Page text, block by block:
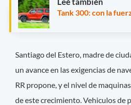
Tank 300: con la
Santiago del Estero, madre de
un avance en las exigencias de
RR propone, y el nivel de
de este crecimiento. Vehiculos de